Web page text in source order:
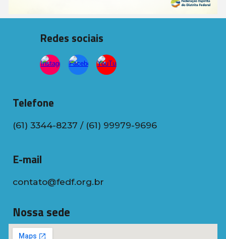
Redes sociais
Telefone
(61) 3344-8237 / (61) 99979-9696
E-mail
contato@fedf.org.br
Nossa sede